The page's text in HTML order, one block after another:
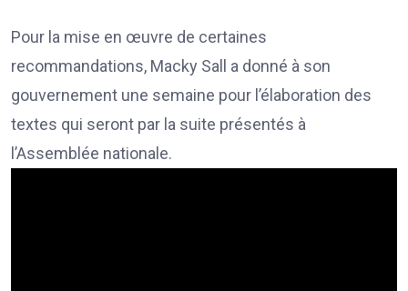
Pour la mise en œuvre de certaines
recommandations, Macky Sall a donné à son
gouvernement une semaine pour l’élaboration des
textes qui seront par la suite présentés à
l’Assemblée nationale.